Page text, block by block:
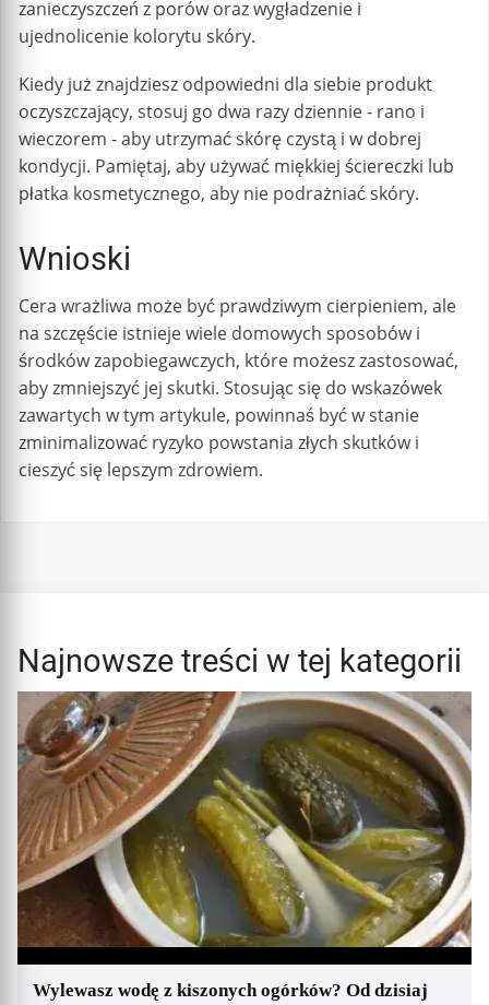
zanieczyszczeń z porów oraz wygładzenie i
ujednolicenie kolorytu skóry.
Kiedy już znajdziesz odpowiedni dla siebie produkt
oczyszczający, stosuj go dwa razy dziennie - rano i
wieczorem - aby utrzymać skórę czystą i w dobrej
kondycji. Pamiętaj, aby używać miękkiej ściereczki lub
płatka kosmetycznego, aby nie podrażniać skóry.
Wnioski
Cera wrażliwa może być prawdziwym cierpieniem, ale
na szczęście istnieje wiele domowych sposobów i
środków zapobiegawczych, które możesz zastosować,
aby zmniejszyć jej skutki. Stosując się do wskazówek
zawartych w tym artykule, powinnaś być w stanie
zminimalizować ryzyko powstania złych skutków i
cieszyć się lepszym zdrowiem.
Najnowsze treści w tej kategorii
Wylewasz wodę z kiszonych ogórków? Od dzisiaj